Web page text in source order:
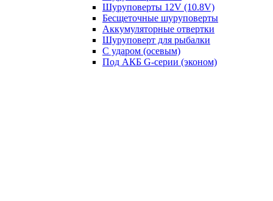
Шуруповерты 12V (10.8V)
Бесщеточные шуруповерты
Аккумуляторные отвертки
Шуруповерт для рыбалки
С ударом (осевым)
Под АКБ G-серии (эконом)